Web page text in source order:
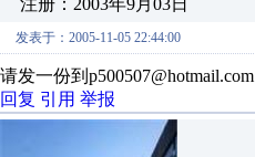
注册：2003年9月03日
发表于：2005-11-05 22:44:00
请发一份到p500507@hotmail.com
回复 引用 举报